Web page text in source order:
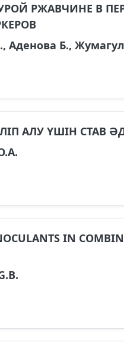
РЖАВЧИНЕ В
Аденова Б.,
АЛУ ҮШІН CTAB
IN